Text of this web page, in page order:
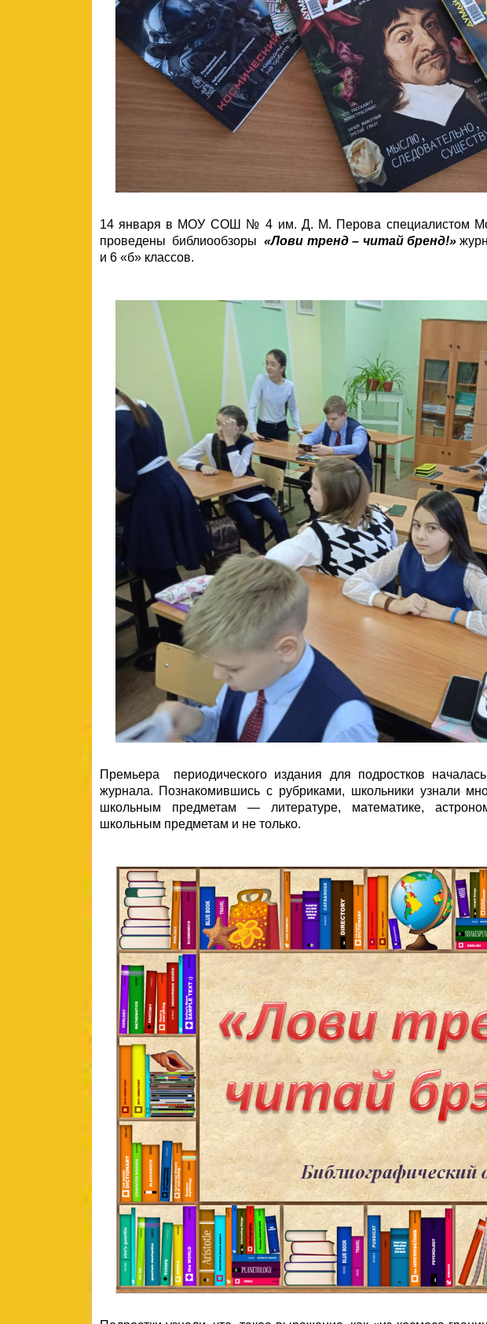
14 января в МОУ СОШ № 4 им. Д. М. Перова специалистом
проведены библиообзоры«Лови тренд – читай бренд!»
и 6 «б» классов.
Премьера периодического издания для подростков
журнала. Познакомившись с рубриками, школьники узнали
школьным предметам — литературе, математике,
школьным предметам и не только.